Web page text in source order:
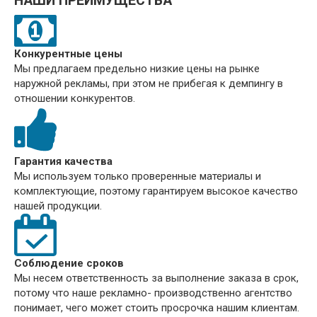
Конкурентные цены
Мы предлагаем предельно низкие цены на рынке
наружной рекламы, при этом не прибегая к демпингу в
отношении конкурентов.
Гарантия качества
Мы используем только проверенные материалы и
комплектующие, поэтому гарантируем высокое качество
нашей продукции.
Соблюдение сроков
Мы несем ответственность за выполнение заказа в срок,
потому что наше рекламно- производственно агентство
понимает, чего может стоить просрочка нашим клиентам.